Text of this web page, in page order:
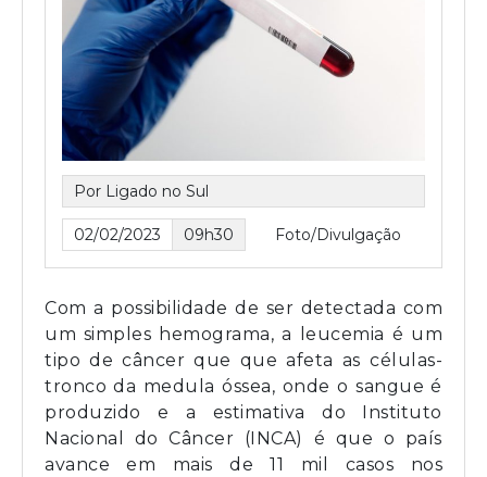
Por Ligado no Sul
02/02/2023 09h30 Foto/Divulgação
Com a possibilidade de ser detectada com
um simples hemograma, a leucemia é um
tipo de câncer que que afeta as células-
tronco da medula óssea, onde o sangue é
produzido e a estimativa do Instituto
Nacional do Câncer (INCA) é que o país
avance em mais de 11 mil casos nos